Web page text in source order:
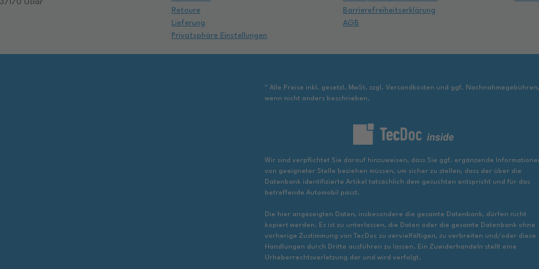
37170 Uslar
Retoure
Lieferung
Privatsphäre Einstellungen
Barrierefreiheitserklärung
AGB
* Alle Preise inkl. gesetzl. MwSt. zzgl. Versandkosten und ggf. Nachnahmegebühren,
wenn nicht anders beschrieben.
Wir sind verpflichtet Sie darauf hinzuweisen, dass Sie ggf. ergänzende
von geeigneter Stelle beziehen müssen, um sicher zu stellen, dass der über die
Datenbank identifizierte Artikel tatsächlich dem gesuchten entspricht und für das
betreffende Automobil passt.
Die hier angezeigten Daten, insbesondere die gesamte Datenbank, dürfen nicht
kopiert werden. Es ist zu unterlassen, die Daten oder die gesamte Datenbank ohne
vorherige Zustimmung von TecDoc zu vervielfältigen, zu verbreiten und/oder diese
Handlungen durch Dritte ausführen zu lassen. Ein Zuwiderhandeln stellt eine
Urheberrechtsverletzung dar und wird verfolgt.